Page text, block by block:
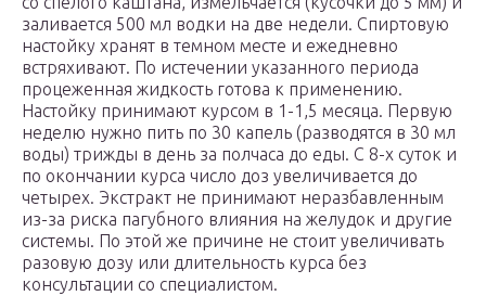
заливается 500 мл водки на две недели. Спиртовую
настойку хранят в темном месте и ежедневно
встряхивают. По истечении указанного периода
процеженная жидкость готова к применению.
Настойку принимают курсом в 1-1,5 месяца. Первую
неделю нужно пить по 30 капель (разводятся в 30 мл
воды) трижды в день за полчаса до еды. С 8-х суток и
по окончании курса число доз увеличивается до
четырех. Экстракт не принимают неразбавленным
из-за риска пагубного влияния на желудок и другие
системы. По этой же причине не стоит увеличивать
разовую дозу или длительность курса без
консультации со специалистом.